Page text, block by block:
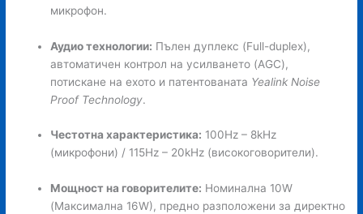
микрофон.
Аудио технологии: Пълен дуплекс (Full-duplex),
автоматичен контрол на усилването (AGC),
потискане на ехото и патентованата Yealink Noise
Proof Technology.
Честотна характеристика: 100Hz – 8kHz
(микрофони) / 115Hz – 20kHz (високоговорители).
Мощност на говорителите: Номинална 10W
(Максимална 16W), предно разположени за директно